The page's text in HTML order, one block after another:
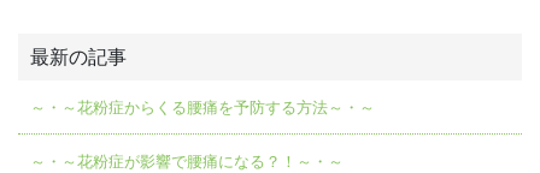
最新の記事
～・～花粉症からくる腰痛を予防する方法～・～
～・～花粉症が影響で腰痛になる？！～・～